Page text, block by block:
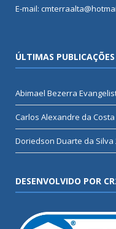
E-mail:
ÚLTIMAS PUBLICAÇÕES
Abimael Bezerra
Carlos Alexandre da
Doriedson Duarte da Silva
DESENVOLVIDO POR